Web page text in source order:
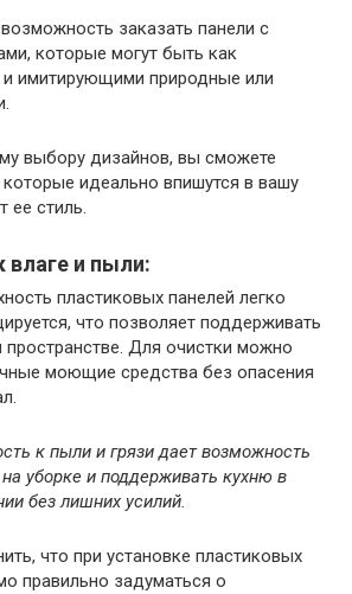
заказать панели с
которые могут быть как
и имитирующими природные или
выбору дизайнов, вы сможете
идеально впишутся в вашу
ее стиль.
влаге и пыли:
пластиковых панелей легко
что позволяет поддерживать
пространстве. Для очистки можно
моющие средства без опасения
к пыли и грязи дает возможность
уборке и поддерживать кухню в
без лишних усилий.
что при установке пластиковых
правильно задуматься о